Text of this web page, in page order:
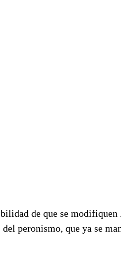
de que se modifiquen
peronismo, que ya se